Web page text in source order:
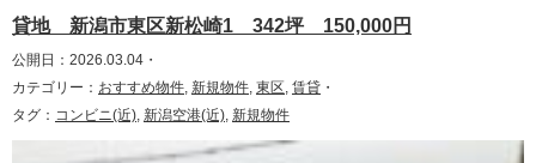
貸地 新潟市東区新松崎1 342坪 150,000円
公開日：2026.03.04・
カテゴリー： おすすめ物件 新規物件 東区 賃貸 ・
タグ： コンビニ(近) 新潟空港(近) 新規物件